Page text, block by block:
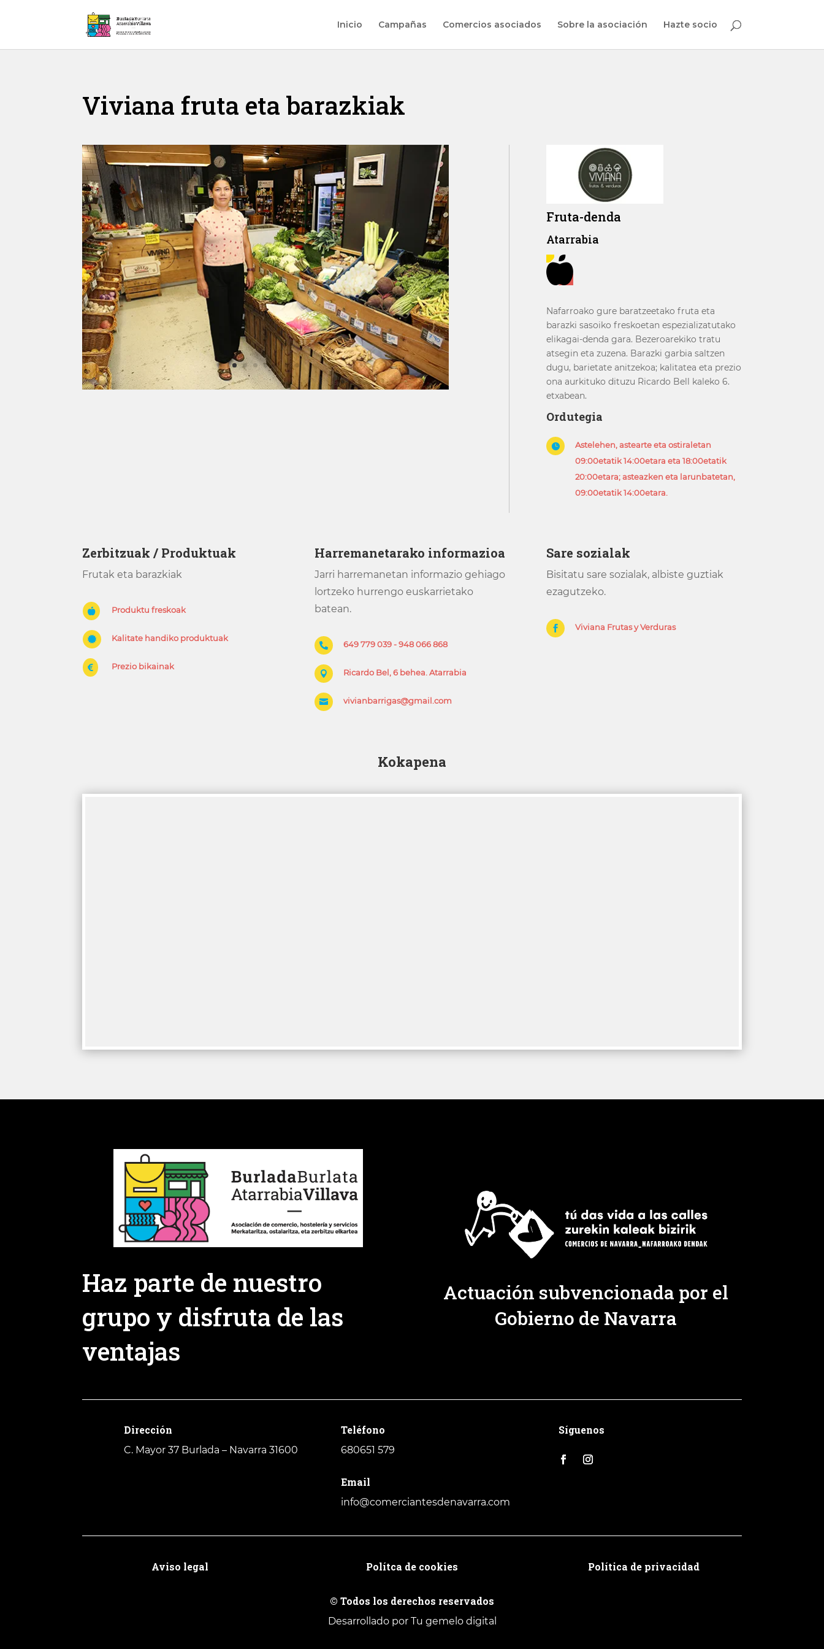
Inicio Campañas Comercios asociados Sobre la asociación Hazte socio
Viviana fruta eta barazkiak
Fruta-denda
Atarrabia

Nafarroako gure baratzeetako fruta eta
barazki sasoiko freskoetan espezializatutako
elikagai-denda gara. Bezeroarekiko tratu
atsegin eta zuzena. Barazki garbia saltzen
dugu, barietate anitzekoa; kalitatea eta prezio
ona aurkituko dituzu Ricardo Bell kaleko 6.
etxabean.
Ordutegia

Astelehen, astearte eta ostiraletan
09:00etatik 14:00etara eta 18:00etatik
20:00etara; asteazken eta larunbatetan,
09:00etatik 14:00etara.
Zerbitzuak / Produktuak
Frutak eta barazkiak
 Produktu freskoak
 Kalitate handiko produktuak
 Prezio bikainak
Harremanetarako informazioa
Jarri harremanetan informazio gehiago
lortzeko hurrengo euskarrietako
batean.
 649 779 039 - 948 066 868
 Ricardo Bel, 6 behea. Atarrabia
 vivianbarrigas@gmail.com
Sare sozialak
Bisitatu sare sozialak, albiste guztiak
ezagutzeko.
 Viviana Frutas y Verduras
Kokapena
Haz parte de nuestro
grupo y disfruta de las
ventajas
Actuación subvencionada por el
Gobierno de Navarra
Dirección
C. Mayor 37Burlada – Navarra 31600
Teléfono
680651 579
Email
info@comerciantesdenavarra.com
Síguenos
Aviso legal Polítca de cookies Política de privacidad
© Todos los derechos reservados
Desarrollado por Tu gemelo digital